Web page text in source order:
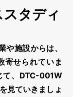
タディ
施設からは、
寄せられていま
て、DTC-001W
見ていきましょ